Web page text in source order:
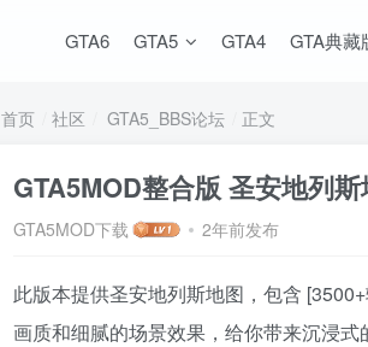
GTA6 GTA5 GTA4 GTA典藏
首页 社区 GTA5_BBS论坛 正文
GTA5MOD整合版 圣安地列
GTA5MOD下载 2年前发布
此版本提供圣安地列斯地图，包含
画质和细腻的场景效果，给你带来沉浸